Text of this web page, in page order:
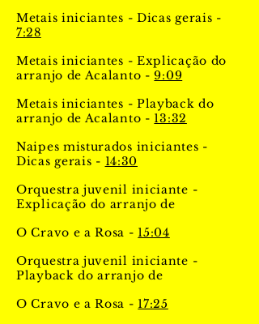
Metais iniciantes - Dicas gerais -
7:28
Metais iniciantes - Explicação do
arranjo de Acalanto -9:09
Metais iniciantes - Playback do
arranjo de Acalanto - 13:32
Naipes misturados iniciantes -
Dicas gerais - 14:30
Orquestra juvenil iniciante -
Explicação do arranjo de
O Cravo e a Rosa - 15:04
Orquestra juvenil iniciante -
Playback do arranjo de
O Cravo e a Rosa - 17:25